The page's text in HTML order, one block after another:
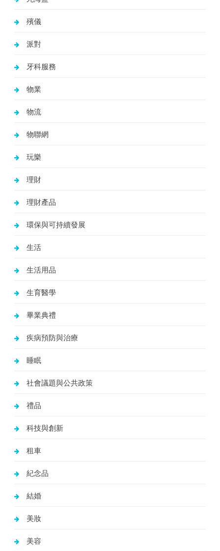
殯儀
派對
牙科服務
物業
物流
物聯網
玩樂
理財
理財產品
環保與可持續發展
生活
生活用品
生育醫學
畢業典禮
疾病預防與治療
睡眠
社會議題與公共政策
禮品
科技與創新
租車
紀念品
結婚
美妝
美容